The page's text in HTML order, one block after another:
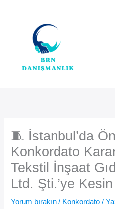
🧵 İstanbul’da
Konkordato
Tekstil İnşaat
Ltd. Şti.’ye
Yorum bırakın / Konkordato /